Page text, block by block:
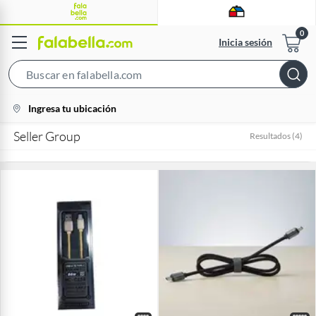
Inicia sesión
Bar
location-
icon
Ingresa tu ubicación
Seller Group Resultados (4)